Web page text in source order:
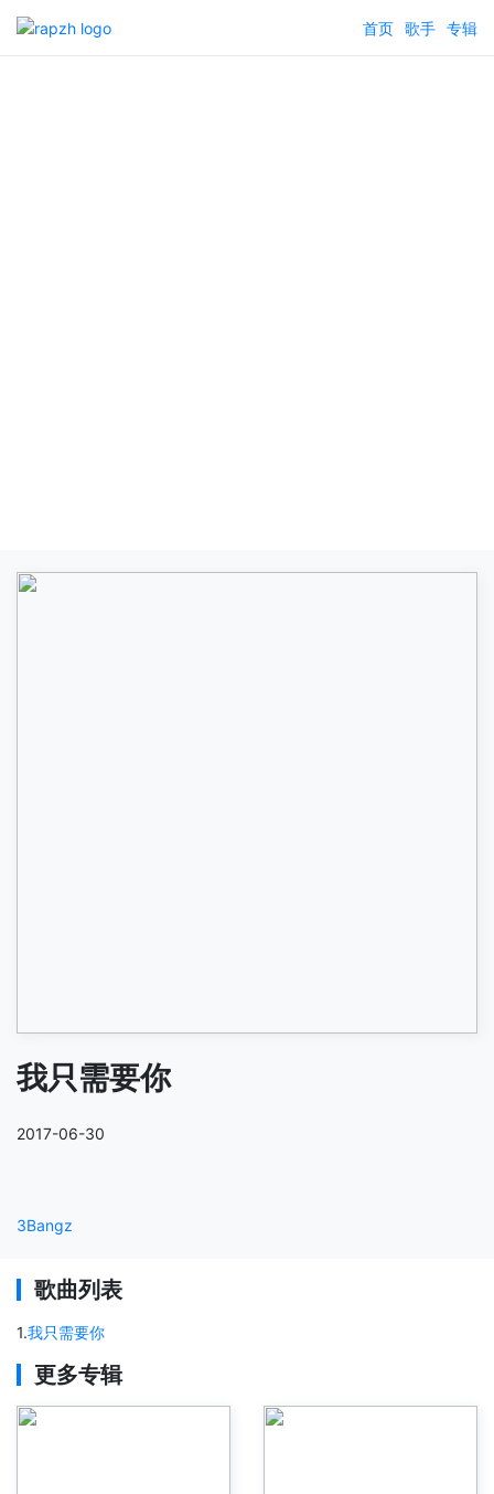
首页 歌手 专辑
我只需要你
2017-06-30
3Bangz
歌曲列表
1.我只需要你
更多专辑